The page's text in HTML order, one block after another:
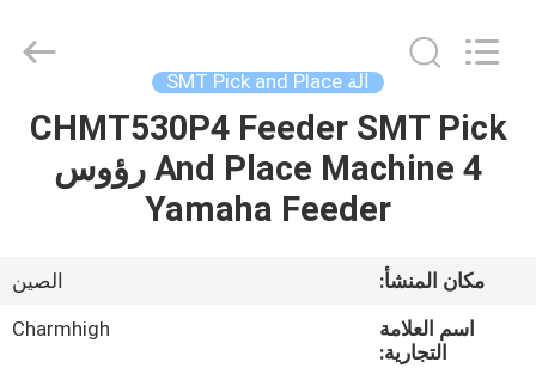
بيت
مقاطع
الفيديو
TECHNOLOGY
LIMITED.
Reserved.
آلة SMT Pick and Place
CHMT530P4 Feeder SMT Pick
And Place Machine 4 رؤوس
Yamaha Feeder
مكان المنشأ:
الصين
اسم العلامة
التجارية:
Charmhigh